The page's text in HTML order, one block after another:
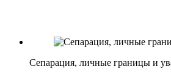
Сепарация, личные границы и